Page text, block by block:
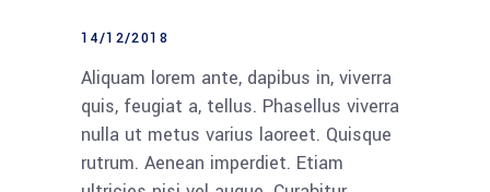
14/12/2018
Aliquam lorem ante, dapibus in, viverra
quis, feugiat a, tellus. Phasellus viverra
nulla ut metus varius laoreet. Quisque
rutrum. Aenean imperdiet. Etiam